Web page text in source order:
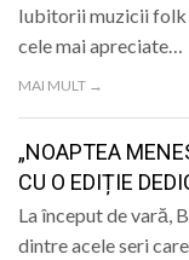
SPECIAL
POLITIC
Iubitorii muzicii folk
cele mai apreciate…
MAI MULT →
„NOAPTEA
CU O EDIȚIE
La început de vară,
dintre acele seri